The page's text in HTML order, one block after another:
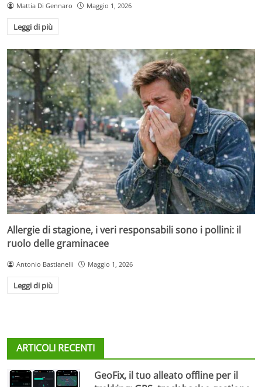
Mattia Di Gennaro Maggio 1, 2026
Leggi di più
Allergie di stagione, i veri responsabili sono i pollini: il
ruolo delle graminacee
Antonio Bastianelli Maggio 1, 2026
Leggi di più
ARTICOLI RECENTI
GeoFix, il tuo alleato offline per il